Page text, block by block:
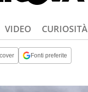
VIDEO CURIOSITÀ
Fonti preferite